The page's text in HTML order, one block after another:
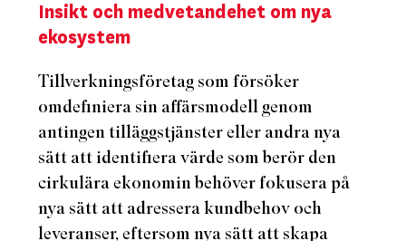
Insikt och medvetandehet om nya
ekosystem
Tillverkningsföretag som försöker
omdefiniera sin affärsmodell genom
antingen tilläggstjänster eller andra nya
sätt att identifiera värde som berör den
cirkulära ekonomin behöver fokusera på
nya sätt att adressera kundbehov och
leveranser, eftersom nya sätt att skapa